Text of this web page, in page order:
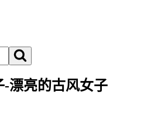
-漂亮的古风女子